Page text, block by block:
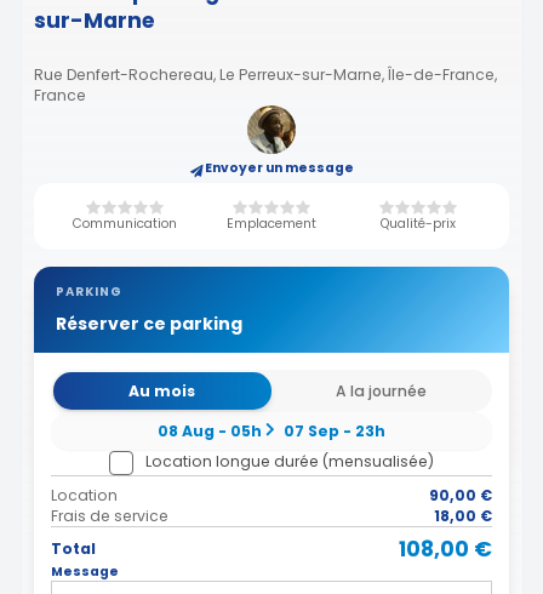
sur-Marne
Rue Denfert-Rochereau, Le Perreux-sur-Marne, Île-de-France,
France
Envoyer un message
Communication Emplacement Qualité-prix
PARKING
Réserver ce parking
Au mois
A la journée
08 Aug - 05h
07 Sep - 23h
Location longue durée (mensualisée)
Location
90,00 €
Frais de service
18,00 €
Total
108,00 €
Message